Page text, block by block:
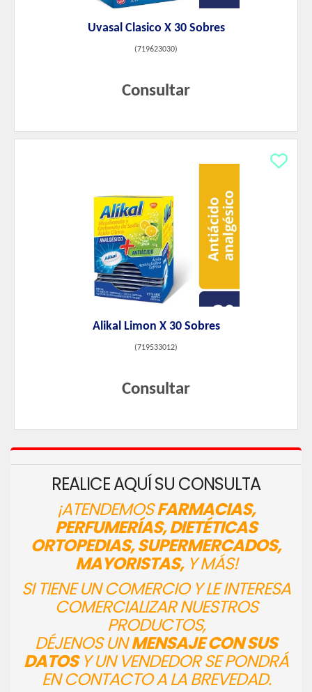
Uvasal Clasico X 30 Sobres
(719623030)
Consultar
Alikal Limon X 30 Sobres
(719533012)
Consultar
REALICE AQUÍ SU CONSULTA
¡ATENDEMOSFARMACIAS,
PERFUMERÍAS, DIETÉTICAS
ORTOPEDIAS, SUPERMERCADOS,
MAYORISTAS,Y MÁS!
SI TIENE UN COMERCIO Y LE INTERESA
COMERCIALIZAR NUESTROS
PRODUCTOS,
DÉJENOS UNMENSAJE CON SUS
DATOSY UN VENDEDOR SE PONDRÁ
EN CONTACTO A LA BREVEDAD.